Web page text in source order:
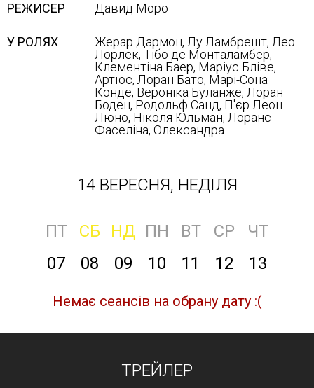
РЕЖИСЕР Давид Моро
У РОЛЯХ
Жерар Дармон, Лу Ламбрешт, Лео
Лорлек, Тібо де Монталамбер,
Клементіна Баер, Маріус Бліве,
Артюс, Лоран Бато, Марі-Сона
Конде, Вероніка Буланже, Лоран
Боден, Родольф Санд, П'єр Леон
Люно, Ніколя Юльман, Лоранс
Фаселіна, Олександра
14 ВЕРЕСНЯ, НЕДІЛЯ
ПТ СБ НД ПН ВТ СР
ЧТ
07
08 09 10 11 12 13
Немає сеансів на обрану дату :(
ТРЕЙЛЕР